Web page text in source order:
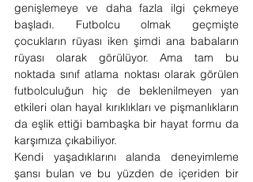
genişlemeye ve daha fazla ilgi çekmeye
başladı. Futbolcu olmak geçmişte
çocukların rüyası iken şimdi ana babaların
rüyası olarak görülüyor. Ama tam bu
noktada sınıf atlama noktası olarak görülen
futbolculuğun hiç de beklenilmeyen yan
etkileri olan hayal kırıklıkları ve pişmanlıkların
da eşlik ettiği bambaşka bir hayat formu da
karşımıza çıkabiliyor.
Kendi yaşadıklarını alanda deneyimleme
şansı bulan ve bu yüzden de içeriden bir